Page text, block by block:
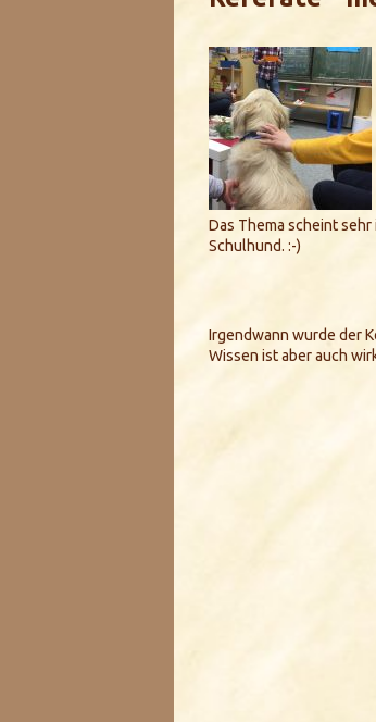
Das Thema scheint
Schulhund. :-)
Irgendwann wurde der
Wissen ist aber auch